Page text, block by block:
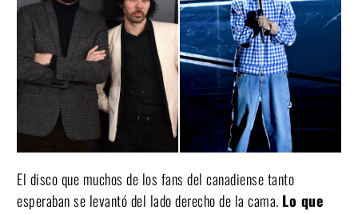
El disco que muchos de los fans del canadiense tanto
esperaban se levantó del lado derecho de la cama. Lo que